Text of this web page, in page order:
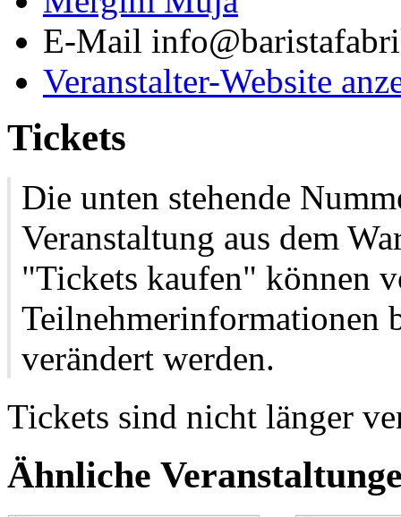
E-Mail
Veranstalter-Website
Tickets
Die unten stehende
Veranstaltung aus dem
"Tickets kaufen" können
Teilnehmerinformationen
verändert werden.
Tickets sind nicht länger
Ähnliche